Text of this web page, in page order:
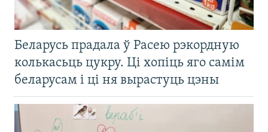
Беларусь прадала ў Расею рэкордную
колькасьць цукру. Ці хопіць яго самім
беларусам і ці ня вырастуць цэны